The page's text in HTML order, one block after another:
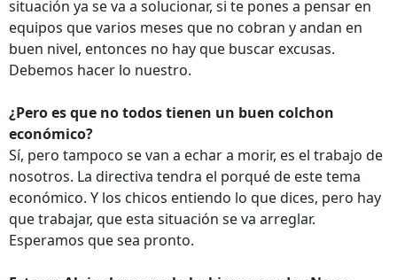
situación ya se va a solucionar, si te pones a pensar en
equipos que varios meses que no cobran y andan en
buen nivel, entonces no hay que buscar excusas.
Debemos hacer lo nuestro.
¿Pero es que no todos tienen un buen colchon
económico?
Sí, pero tampoco se van a echar a morir, es el trabajo de
nosotros. La directiva tendra el porqué de este tema
económico. Y los chicos entiendo lo que dices, pero hay
que trabajar, que esta situación se va arreglar.
Esperamos que sea pronto.